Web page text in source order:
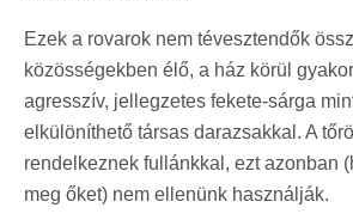
Ezek a rovarok nem tévesztendők
közösségekben élő, a ház körül
agresszív, jellegzetes fekete-sárga
elkülöníthető társas darazsakkal. A
rendelkeznek fullánkkal, ezt azonban
meg őket) nem ellenünk használják.